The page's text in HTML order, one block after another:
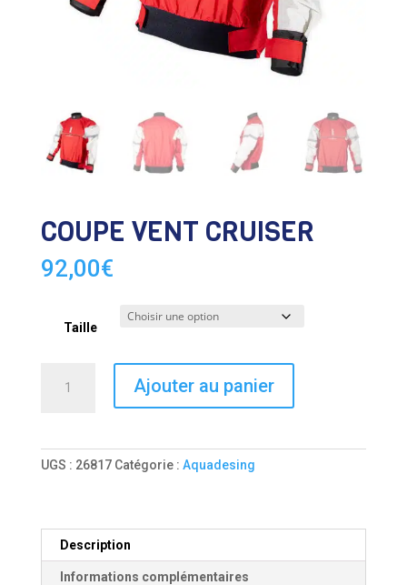
COUPE VENT CRUISER
92,00€
Taille
Ajouter au panier
UGS : 26817 Catégorie : Aquadesing
Description
Informations complémentaires